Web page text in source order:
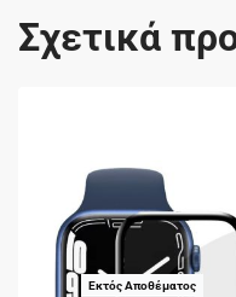
Σχετικά
Εκτός Αποθέματος